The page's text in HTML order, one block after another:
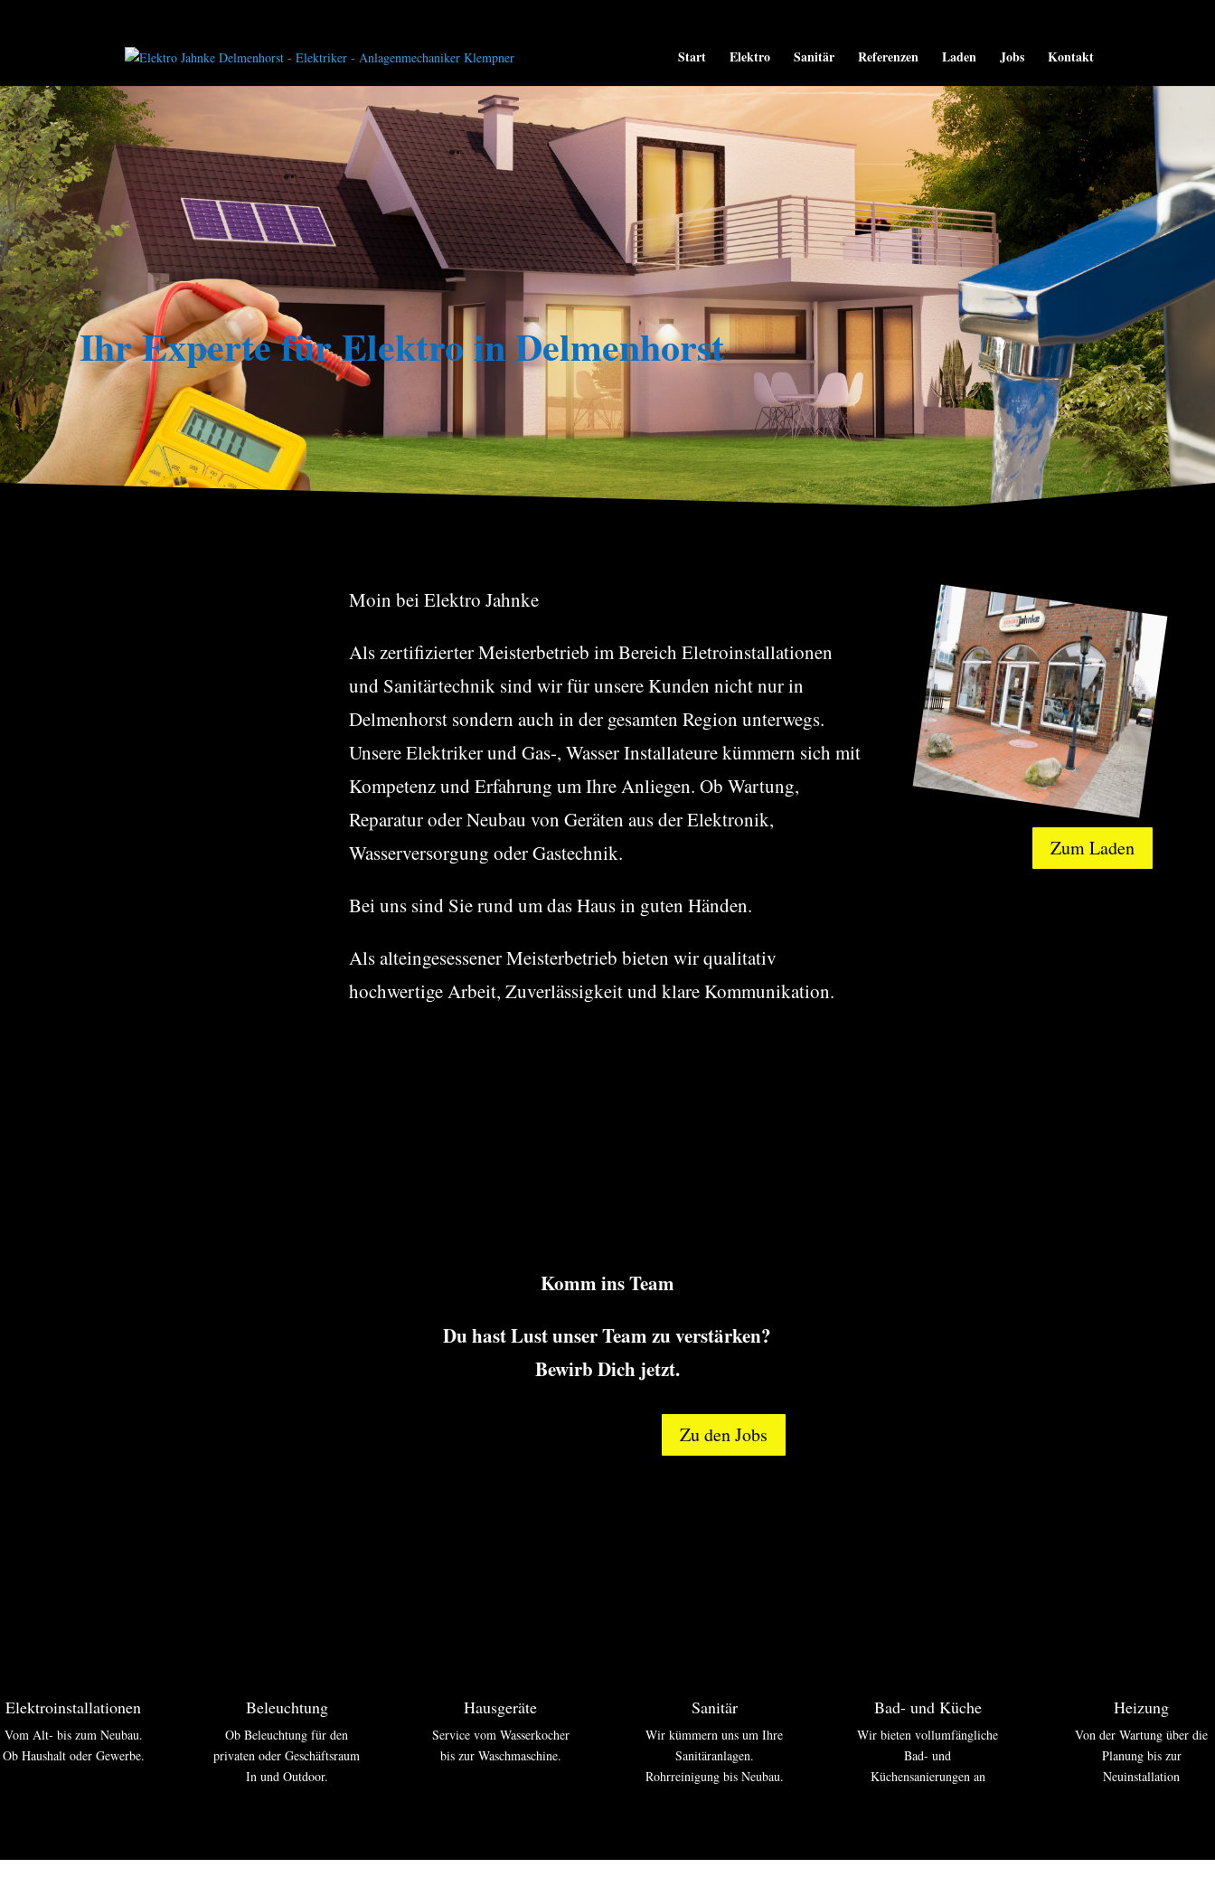
Start Elektro Sanitär Referenzen Laden Jobs Kontakt
Ihr Experte für Elektroin Delmenhorst
Moin bei Elektro Jahnke
Als zertifizierter Meisterbetrieb im Bereich Eletroinstallationen
und Sanitärtechnik sind wir für unsere Kunden nicht nur in
Delmenhorst sondern auch in der gesamten Region unterwegs.
Unsere Elektriker und Gas-, Wasser Installateure kümmern sich mit
Kompetenz und Erfahrung um Ihre Anliegen. Ob Wartung,
Reparatur oder Neubau von Geräten aus der Elektronik,
Wasserversorgung oder Gastechnik.
Bei uns sind Sie rund um das Haus in guten Händen.
Als alteingesessener Meisterbetrieb bieten wir qualitativ
hochwertige Arbeit, Zuverlässigkeit und klare Kommunikation.
Zum Laden
Komm ins Team
Du hast Lust unser Team zu verstärken?
Bewirb Dich jetzt.
Zu den Jobs
Elektroinstallationen
Vom Alt- bis zum Neubau.
Ob Haushalt oder Gewerbe.
Beleuchtung
Ob Beleuchtung für den
privaten oder Geschäftsraum
In und Outdoor.
Hausgeräte
Service vom Wasserkocher
bis zur Waschmaschine.
Sanitär
Wir kümmern uns um Ihre
Sanitäranlagen.
Rohrreinigung bis Neubau.
Bad- und Küche
Wir bieten vollumfängliche
Bad- und
Küchensanierungen an
Heizung
Von der Wartung über die
Planung bis zur
Neuinstallation